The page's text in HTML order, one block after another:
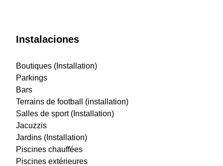
Instalaciones
Boutiques (Installation)
Parkings
Bars
Terrains de football (installation)
Salles de sport (Installation)
Jacuzzis
Jardins (Installation)
Piscines chauffées
Piscines extérieures